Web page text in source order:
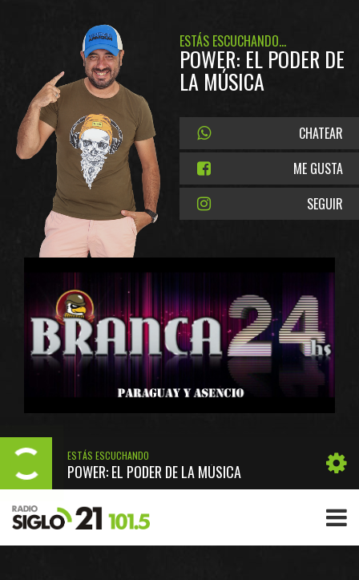
ESTÁS ESCUCHANDO...
POWER: EL PODER DE
LA MÚSICA
CHATEAR
ME GUSTA
SEGUIR
ESTÁS ESCUCHANDO
POWER: EL PODER DE LA MÚSICA